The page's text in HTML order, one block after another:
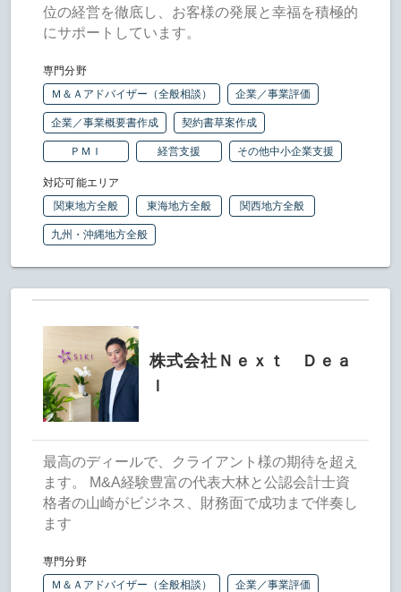
位の経営を徹底し、お客様の発展と幸福を積極的
にサポートしています。
専門分野
Ｍ＆Ａアドバイザー（全般相談）
企業／事業評価
企業／事業概要書作成 契約書草案作成
ＰＭＩ 経営支援 その他中小企業支援
対応可能エリア
関東地方全般
東海地方全般 関西地方全般
九州・沖縄地方全般
株式会社Ｎｅｘｔ Ｄｅａ
最高のディールで、クライアント様の期待を超え
ます。 M&A経験豊富の代表大林と公認会計士資
格者の山崎がビジネス、財務面で成功まで伴奏し
ます
専門分野
Ｍ＆Ａアドバイザー（全般相談）
企業／事業評価